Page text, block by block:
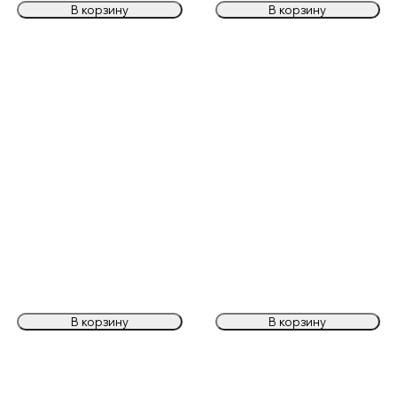
В корзину В корзину
В корзину В корзину